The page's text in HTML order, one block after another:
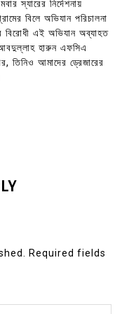
স্যারের নির্দেশনায়
বিলে অভিযান পরিচালনা
বিরোধী এই অভিযান অব্যাহত
হারুন এফসিএ
তিনিও আমাদের ড্রেজারের
Required fields